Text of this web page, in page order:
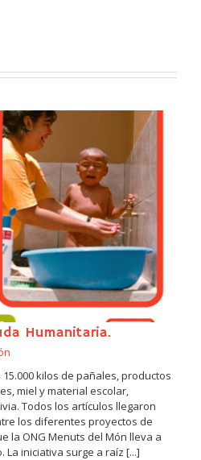
Humanitaria.
kilos de pañales, productos
miel y material escolar,
Todos los artículos llegaron
los diferentes proyectos de
la ONG Menuts del Món lleva a
iniciativa surge a raíz [...]